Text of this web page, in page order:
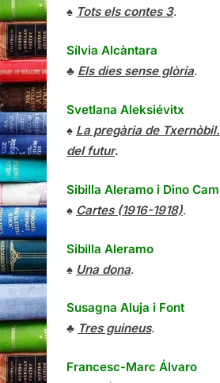
♠ Tots els contes 3.
Sílvia Alcàntara
♣ Els dies sense glòria.
Svetlana Aleksiévitx
♠ La pregària de
del futur.
Sibilla Aleramo i Dino
♠ Cartes (1916-1918).
Sibilla Aleramo
♠ Una dona.
Susagna Aluja i Font
♣ Tres guineus.
Francesc-Marc Álvaro